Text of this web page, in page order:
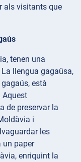
als visitants que
tenen una
llengua gagaüsa,
està
Aquest
de preservar la
i
les
un paper
enriquint la